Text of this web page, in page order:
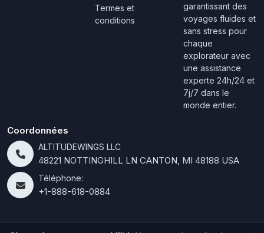
Termes et
conditions
garantissant des
voyages fluides et
sans stress pour
chaque
explorateur avec
une assistance
experte 24h/24 et
7j/7 dans le
monde entier.
Coordonnées
ALTITUDEWINGS LLC
48221 NOTTINGHILL LN CANTON, MI 48188 USA
Téléphone:
+1-888-618-0884